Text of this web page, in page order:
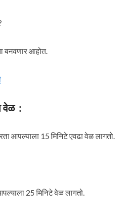
बनवणार आहोत.
वेळ :
आपल्याला 15 मिनिटे एवढा वेळ लागतो.
25 मिनिटे वेळ लागतो.